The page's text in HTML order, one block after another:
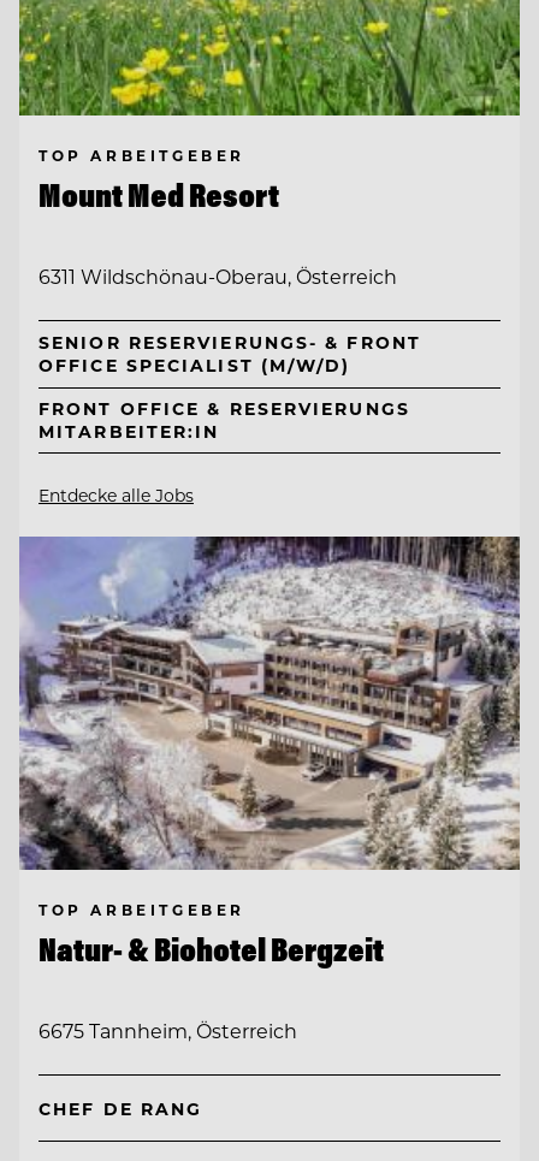
TOP ARBEITGEBER
Mount Med Resort
6311 Wildschönau-Oberau, Österreich
SENIOR RESERVIERUNGS- & FRONT
OFFICE SPECIALIST (M/W/D)
FRONT OFFICE & RESERVIERUNGS
MITARBEITER:IN
Entdecke alle Jobs
TOP ARBEITGEBER
Natur- & Biohotel Bergzeit
6675 Tannheim, Österreich
CHEF DE RANG